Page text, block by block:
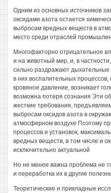
Одним из основных источников
оксидами азота остается
выбросам вредных веществ в
место среди отраслей
Многофакторно отрицательное
и на животный мир, и, в
сильно раздражают дыхательные
в них воспалительных
кровяное давление, возникает
возможна потеря сознания Эти
жесткие требования,
выбросам оксидов азота в
атмосферном воздухе Поэтому
процессов и установок,
вредных веществ, в том числе и
исключительно актуальной
Но не менее важна проблема не
и переработка их в другие
Теоретические и прикладные